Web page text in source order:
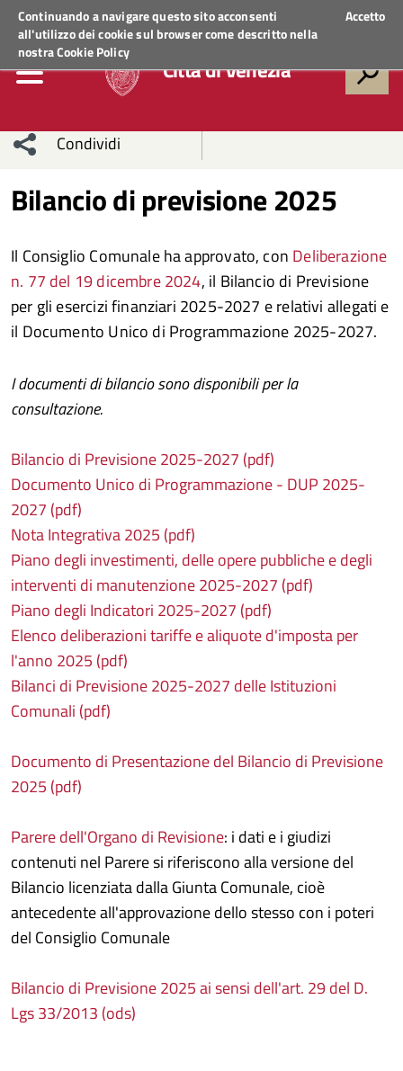
Continuando a navigare questo sito acconsenti
all'utilizzo dei cookie sul browser come descritto nella
nostraCookie Policy
Accetto
Regione VenetoACCEDI AI SERVIZI
Città di Venezia
Condividi
network
Condividi
Condividi
Facebook
su
Twitter
Condividi
su
Condividi
Whatsapp
Bilancio di previsione 2025
Il Consiglio Comunale ha approvato, con Deliberazione
n. 77 del 19 dicembre 2024, il Bilancio di Previsione
per gli esercizi finanziari 2025-2027 e relativi allegati e
il Documento Unico di Programmazione 2025-2027.
I documenti di bilancio sono disponibili per la
consultazione.
Bilancio di Previsione 2025-2027 (pdf)
Documento Unico di Programmazione - DUP 2025-
2027 (pdf)
Nota Integrativa 2025 (pdf)
Piano degli investimenti, delle opere pubbliche e degli
interventi di manutenzione 2025-2027 (pdf)
Piano degli Indicatori 2025-2027 (pdf)
Elenco deliberazioni tariffe e aliquote d'imposta per
l'anno 2025 (pdf)
Bilanci di Previsione 2025-2027 delle Istituzioni
Comunali (pdf)
Documento di Presentazione del Bilancio di Previsione
2025 (pdf)
Parere dell'Organo di Revisione: i dati e i giudizi
contenuti nel Parere si riferiscono alla versione del
Bilancio licenziata dalla Giunta Comunale, cioè
antecedente all'approvazione dello stesso con i poteri
del Consiglio Comunale
Bilancio di Previsione 2025 ai sensi dell'art. 29 del D.
Lgs 33/2013 (ods)